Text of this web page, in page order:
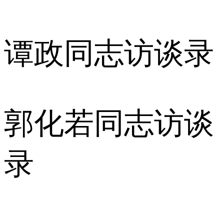
谭政同志访谈录
郭化若同志访谈
录